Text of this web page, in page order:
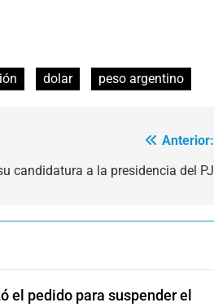
dolar peso argentino
Anterior:
candidatura a la presidencia del PJ
el pedido para suspender el